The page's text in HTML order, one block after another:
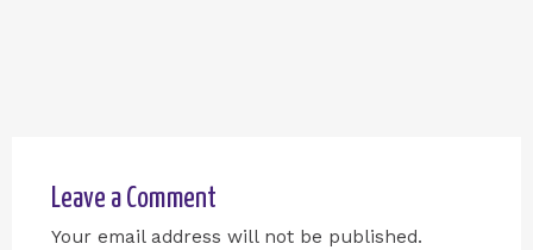
Leave a Comment
Your email address will not be published.